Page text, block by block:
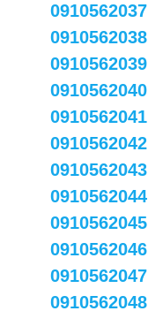
0910562037
0910562038
0910562039
0910562040
0910562041
0910562042
0910562043
0910562044
0910562045
0910562046
0910562047
0910562048